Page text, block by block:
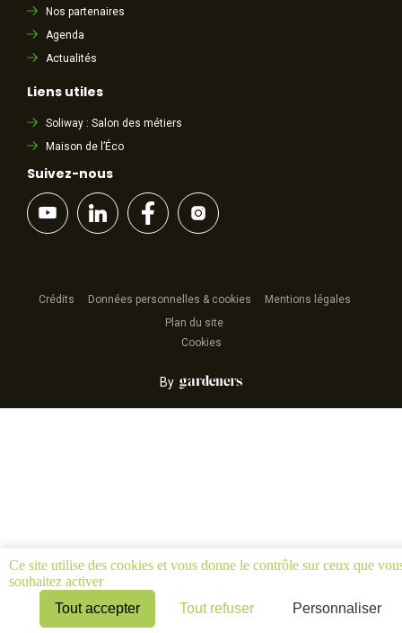
Nos partenaires
Agenda
Actualités
Liens utiles
Soliway : Salon des métiers
Maison de l’Éco
Suivez-nous
Crédits Données personnelles & cookies
Mentions légales
Plan du site
Cookies
By
Ce site utilise des cookies et vous donne le contrôle sur ceux que
souhaitez activer
Tout accepter
Tout refuser Personnaliser